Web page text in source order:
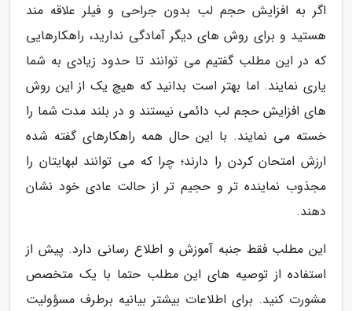
اگر به افزایش حجم لب بدون جراحی و فیلر علاقه مند
هستید و برای روش های دیگر آمادگی ندارید، راهکارهایی
که در این مطلب گفتیم می توانند تا حدود زیادی به شما
یاری نمایند. اما بهتر است بدانید که هیچ یک از این روش
های افزایش حجم لب دائمی نیستند و در بلند مدت شما را
خسته می نمایند. با این حال همه راهکارهای گفته شده
ارزش امتحان کردن را دارند؛ چرا که می توانند لبهایتان را
مجذوب نماینده تر و حجیم تر از حالت عادی خود نشان
دهند.
این مطلب فقط جنبه آموزش و اطلاع رسانی دارد. پیش از
استفاده از توصیه های این مطلب حتما با یک متخصص
مشورت کنید. برای اطلاعات بیشتر بیانیه برطرف مسؤولیت